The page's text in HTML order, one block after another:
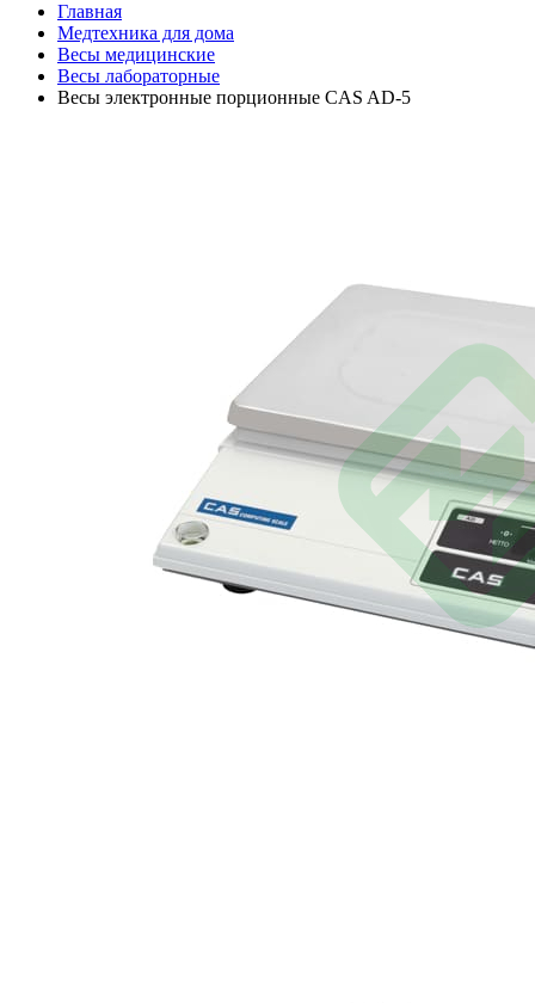
Главная
Медтехника для дома
Весы медицинские
Весы лабораторные
Весы электронные порционные CAS AD-5